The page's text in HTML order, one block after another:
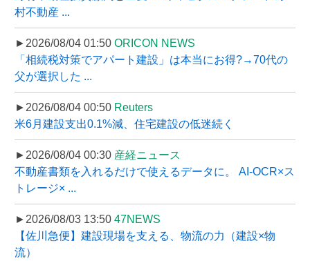
村不動産 ...
►2026/08/04 01:50 ORICON NEWS
「相続税対策でアパート建設」は本当にお得?→70代の
父が選択した ...
►2026/08/04 00:50 Reuters
米6月建設支出0.1%減、住宅建設の低迷続く
►2026/08/04 00:30 産経ニュース
不動産書類を入れるだけで使えるデータに。 AI-OCR×ス
トレージ× ...
►2026/08/03 13:50 47NEWS
【佐川急便】建設現場を支える、物流の力（建設×物
流）